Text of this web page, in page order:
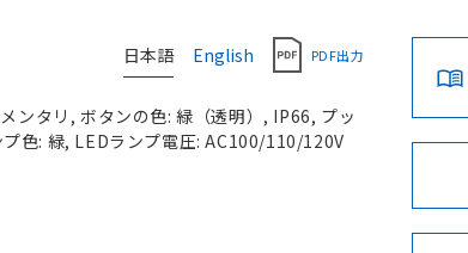
日本語 English PDF出力
ンタリ, ボタンの色: 緑（透明）, IP66, プッ
色: 緑, LEDランプ電圧: AC100/110/120V